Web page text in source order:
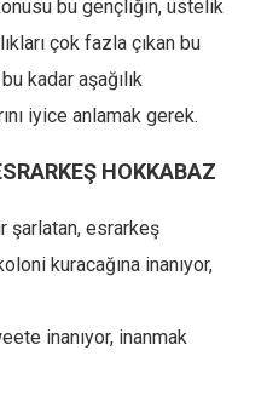
bu gençliğin, üstelik
çok fazla çıkan bu
kadar aşağılık
iyice anlamak gerek.
HOKKABAZ
şarlatan, esrarkeş
kuracağına inanıyor,
inanıyor, inanmak